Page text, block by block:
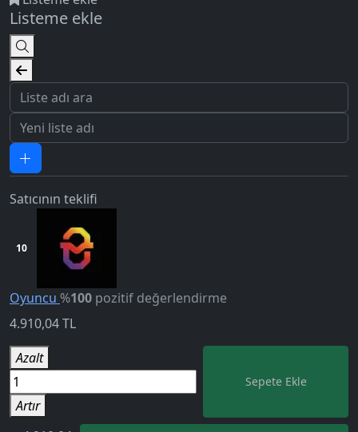
Listeme ekle
Satıcının teklifi
10
Oyuncu %100 pozitif değerlendirme
4.910,04TL
Azalt
Artır
Sepete Ekle